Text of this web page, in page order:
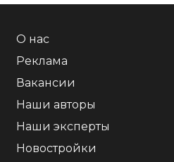
О нас
Реклама
Вакансии
Наши авторы
Наши эксперты
Новостройки